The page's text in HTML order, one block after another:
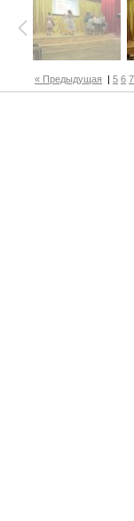
« Предыдущая | 5 6 7